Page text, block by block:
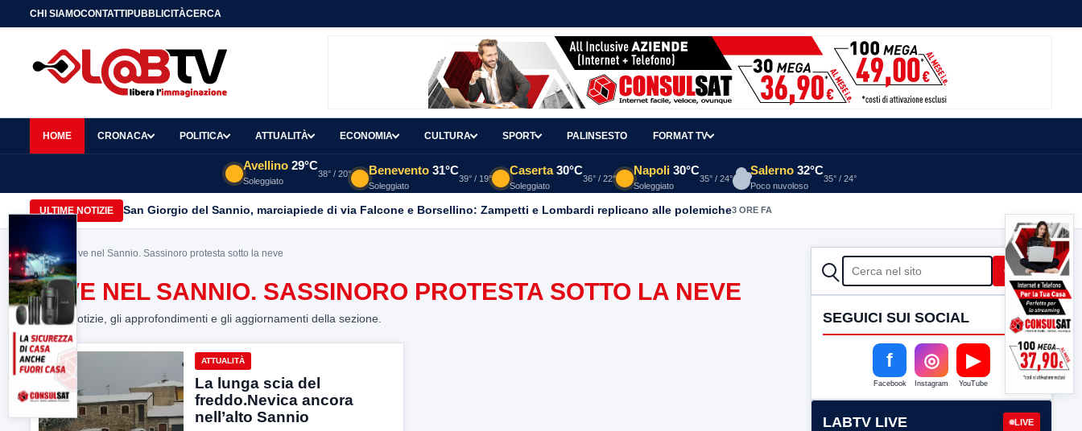
CHI SIAMOCONTATTIPUBBLICITÀCERCA
HOME CRONACA POLITICA ATTUALITÀ ECONOMIA CULTURA SPORT PALINSESTO FORMAT TV
Avellino 29°C
Soleggiato
38° / 20° Benevento 31°C
Soleggiato
39° / 19°
Caserta 30°C
Soleggiato
36° / 22°
Napoli 30°C
Soleggiato
35° / 24°
Salerno 32°C
Poco nuvoloso
35° / 24°
ULTIME NOTIZIE San Giorgio del Sannio, marciapiede di via Falcone e Borsellino: Zampetti e Lombardi replicano alle polemiche3 ORE FA
Home> neve nel Sannio. Sassinoro protesta sotto la neve
NEVE NEL SANNIO. SASSINORO PROTESTA SOTTO LA NEVE
Tutte le notizie, gli approfondimenti e gli aggiornamenti della sezione.
ATTUALITÀ
La lunga scia del
freddo.Nevica ancora
nell’alto Sannio
CERCA Cerca
SEGUICI SUI SOCIAL
f
Facebook
◎
Instagram
▶
YouTube
LABTV LIVE LIVE